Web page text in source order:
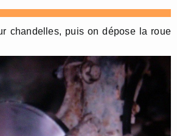
chandelles, puis on dépose la roue